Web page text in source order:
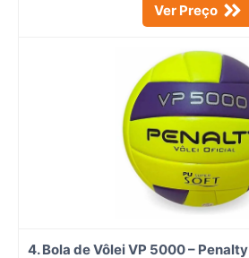
Ver Preço
4. Bola de Vôlei VP 5000 – Penalty